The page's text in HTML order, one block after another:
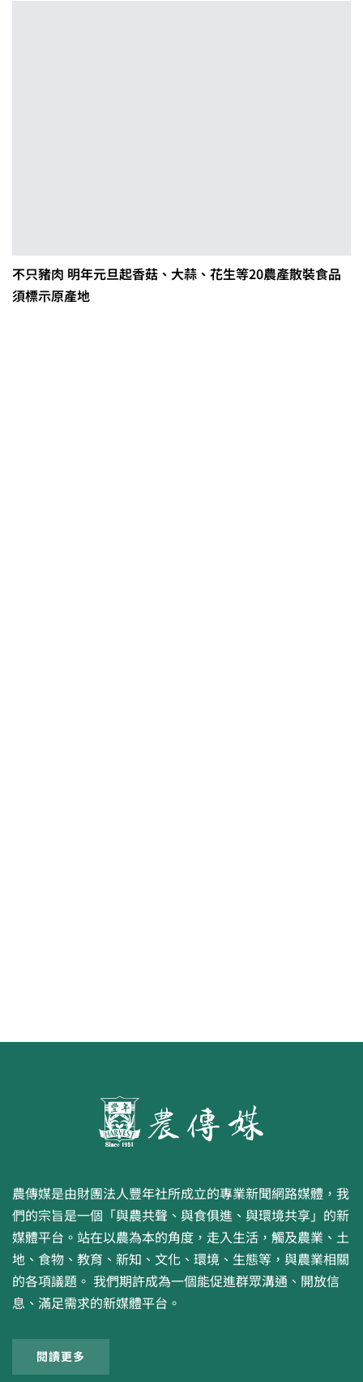
不只豬肉 明年元旦起香菇、大蒜、花生等20農產散裝食品
須標示原產地
農傳媒是由財團法人豐年社所成立的專業新聞網路媒體，我
們的宗旨是一個「與農共聲、與食俱進、與環境共享」的新
媒體平台。站在以農為本的角度，走入生活，觸及農業、土
地、食物、教育、新知、文化、環境、生態等，與農業相關
的各項議題。 我們期許成為一個能促進群眾溝通、開放信
息、滿足需求的新媒體平台。
閱讀更多